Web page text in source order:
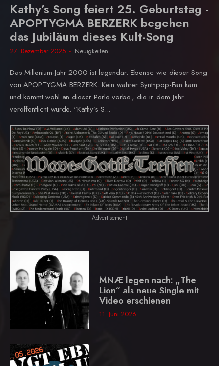
Kathy’s Song feiert 25. Geburtstag -
APOPTYGMA BERZERK begehen
das Jubiläum dieses Kult-Song
27. Dezember 2025 Neuigkeiten
Das Millenium-Jahr 2000 ist legendär. Ebenso wie dieser Song
von APOPTYGMA BERZERK. Kein wahrer Synthpop-Fan kam
und kommt wohl an dieser Perle vorbei, die in dem Jahr
veröffentlicht wurde. "Kathy’s S...
- Advertisement -
MNÆ legen nach: „The
Lion“ als neue Single mit
Video erschienen
11. Juni 2026